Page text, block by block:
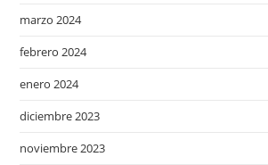
marzo 2024
febrero 2024
enero 2024
diciembre 2023
noviembre 2023